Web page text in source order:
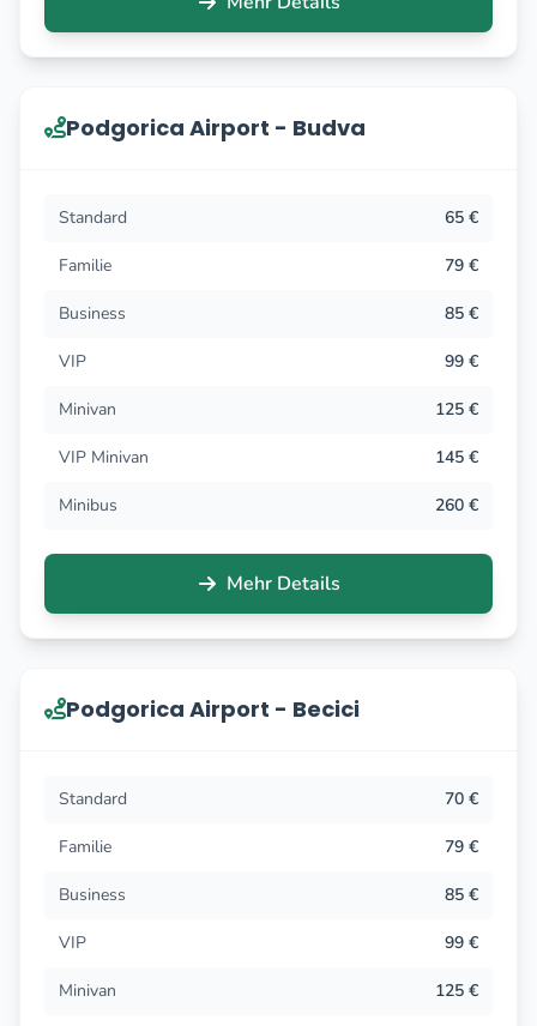
Podgorica Airport - Budva
Standard 65 €
Familie 79 €
Business 85 €
VIP 99 €
Minivan 125 €
VIP Minivan 145 €
Minibus 260 €
Mehr Details
Podgorica Airport - Becici
Standard 70 €
Familie 79 €
Business 85 €
VIP 99 €
Minivan 125 €